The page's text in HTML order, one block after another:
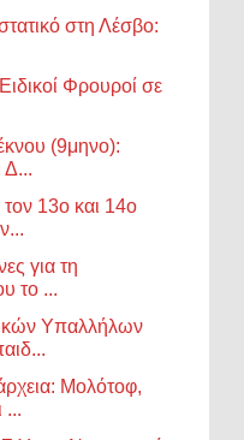
στη Λέσβο:
Φρουροί σε
(9μηνο):
Δ...
13ο και 14ο
για τη
το ...
Υπαλλήλων
Μολότοφ,
...